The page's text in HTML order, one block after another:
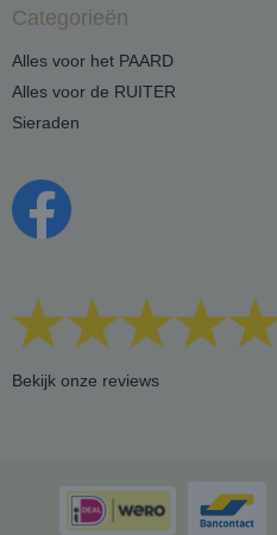
Categorieën
Alles voor het PAARD
Alles voor de RUITER
Sieraden
Bekijk onze reviews